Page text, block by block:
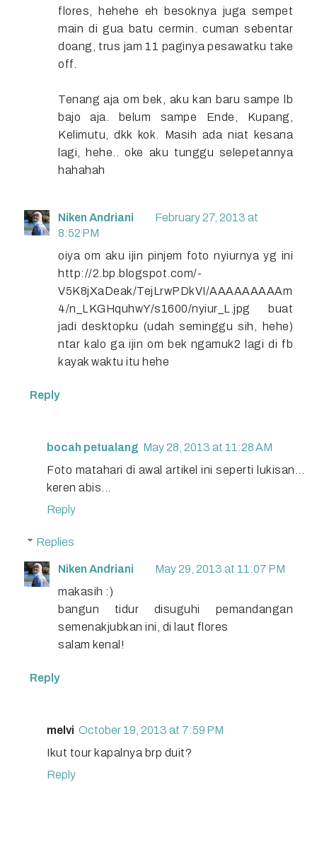
flores, hehehe eh besoknya juga sempet
main di gua batu cermin. cuman sebentar
doang, trus jam 11 paginya pesawatku take
off.
Tenang aja om bek, aku kan baru sampe lb
bajo aja. belum sampe Ende, Kupang,
Kelimutu, dkk kok. Masih ada niat kesana
lagi, hehe.. oke aku tunggu selepetannya
hahahah
Niken Andriani
February 27, 2013 at
8:52 PM
oiya om aku ijin pinjem foto nyiurnya yg ini
http://2.bp.blogspot.com/-
V5K8jXaDeak/TejLrwPDkVI/AAAAAAAAAm
4/n_LKGHquhwY/s1600/nyiur_L.jpg buat
jadi desktopku (udah seminggu sih, hehe)
ntar kalo ga ijin om bek ngamuk2 lagi di fb
kayak waktu itu hehe
Reply
bocah petualang May 28, 2013 at 11:28 AM
Foto matahari di awal artikel ini seperti lukisan...
keren abis...
Reply
Replies
Niken Andriani
May 29, 2013 at 11:07 PM
makasih :)
bangun tidur disuguhi pemandangan
semenakjubkan ini, di laut flores
salam kenal!
Reply
melvi October 19, 2013 at 7:59 PM
Ikut tour kapalnya brp duit?
Reply